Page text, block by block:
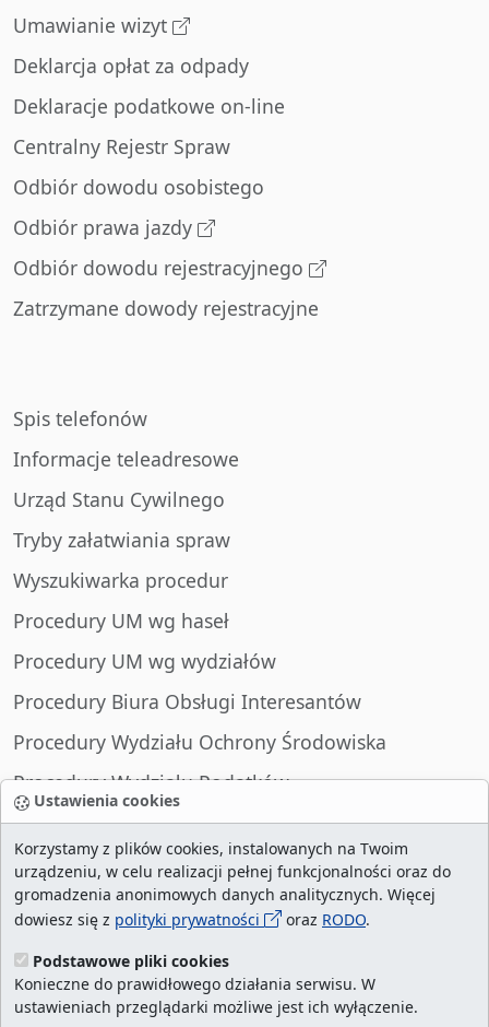
Ustawienia cookies
Korzystamy z plików cookies, instalowanych na Twoim
urządzeniu, w celu realizacji pełnej funkcjonalności oraz do
gromadzenia anonimowych danych analitycznych. Więcej
dowiesz się z polityki prywatności oraz RODO.
Podstawowe pliki cookies
Konieczne do prawidłowego działania serwisu. W
ustawieniach przeglądarki możliwe jest ich wyłączenie.
Umawianie wizyt
Deklarcja opłat za odpady
Deklaracje podatkowe on-line
Centralny Rejestr Spraw
Odbiór dowodu osobistego
Odbiór prawa jazdy
Odbiór dowodu rejestracyjnego
Zatrzymane dowody rejestracyjne
Spis telefonów
Informacje teleadresowe
Urząd Stanu Cywilnego
Tryby załatwiania spraw
Wyszukiwarka procedur
Procedury UM wg haseł
Procedury UM wg wydziałów
Procedury Biura Obsługi Interesantów
Procedury Wydziału Ochrony Środowiska
Procedury Wydziału Podatków
Procedury Wydziału Spraw Obywatelskich
liczba wizyt:29001407/ aktualna strona:
najczęściej odwiedzane strony
cookies